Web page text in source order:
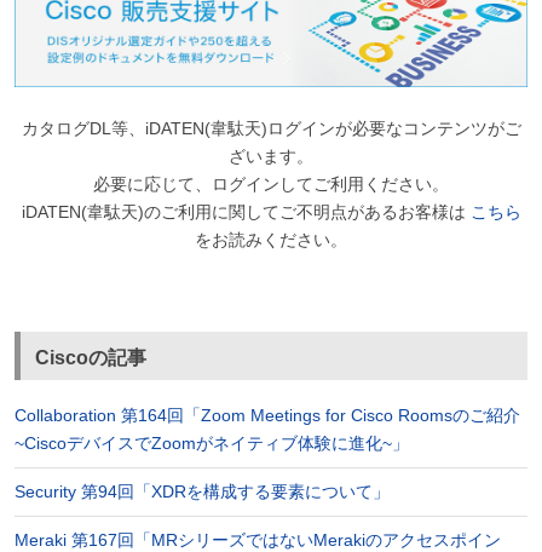
カタログDL等、iDATEN(韋駄天)ログインが必要なコンテンツがご
ざいます。
必要に応じて、ログインしてご利用ください。
iDATEN(韋駄天)のご利用に関してご不明点があるお客様は こちら
をお読みください。
Ciscoの記事
Collaboration 第164回「Zoom Meetings for Cisco Roomsのご紹介
~CiscoデバイスでZoomがネイティブ体験に進化~」
Security 第94回「XDRを構成する要素について」
Meraki 第167回「MRシリーズではないMerakiのアクセスポイン